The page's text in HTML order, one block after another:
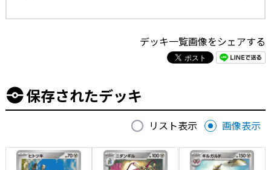
デッキ一覧画像をシェアする
保存されたデッキ
リスト表示 画像表示